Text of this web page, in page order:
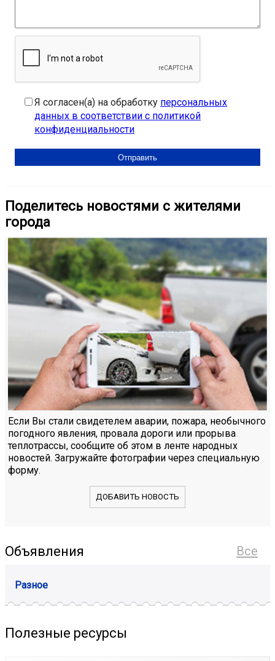
Я согласен(а) на обработку персональных
данных в соответствии с политикой
конфиденциальности
Поделитесь новостями с жителями
города
Если Вы стали свидетелем аварии, пожара, необычного
погодного явления, провала дороги или прорыва
теплотрассы, сообщите об этом в ленте народных
новостей. Загружайте фотографии через специальную
форму.
ДОБАВИТЬ НОВОСТЬ
Все
Объявления
Разное
Полезные ресурсы